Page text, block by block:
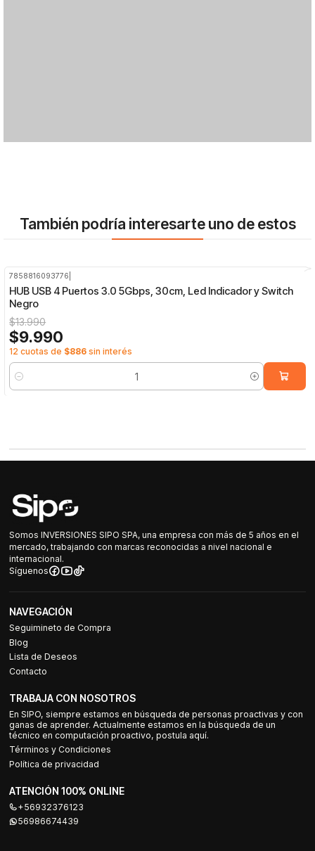
También podría interesarte uno de estos
7858816093776
HUB USB 4 Puertos 3.0 5Gbps, 30cm, Led Indicador y Switch
Negro
$13.990
$9.990
12 cuotas de $886 sin interés
Cantidad
Somos INVERSIONES SIPO SPA, una empresa con más de 5 años en el
mercado, trabajando con marcas reconocidas a nivel nacional e
internacional.
Síguenos
NAVEGACIÓN
Seguimineto de Compra
Blog
Lista de Deseos
Contacto
TRABAJA CON NOSOTROS
En SIPO, siempre estamos en búsqueda de personas proactivas y con
ganas de aprender. Actualmente estamos en la búsqueda de un
técnico en computación proactivo, postula aquí.
Términos y Condiciones
Política de privacidad
ATENCIÓN 100% ONLINE
+56932376123
56986674439